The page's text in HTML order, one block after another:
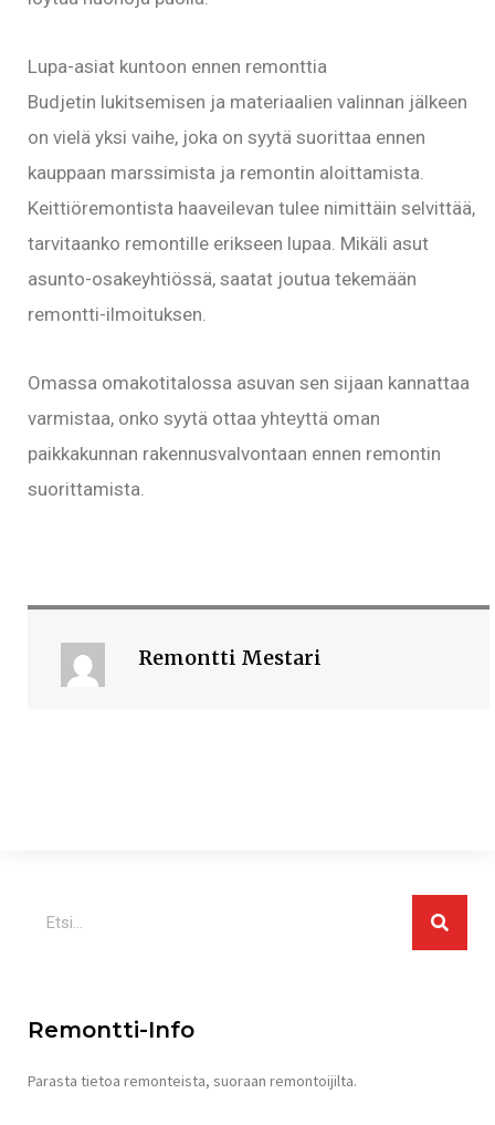
Lupa-asiat kuntoon ennen remonttia
Budjetin lukitsemisen ja materiaalien valinnan jälkeen
on vielä yksi vaihe, joka on syytä suorittaa ennen
kauppaan marssimista ja remontin aloittamista.
Keittiöremontista haaveilevan tulee nimittäin selvittää,
tarvitaanko remontille erikseen lupaa. Mikäli asut
asunto-osakeyhtiössä, saatat joutua tekemään
remontti-ilmoituksen.
Omassa omakotitalossa asuvan sen sijaan kannattaa
varmistaa, onko syytä ottaa yhteyttä oman
paikkakunnan rakennusvalvontaan ennen remontin
suorittamista.
Remontti Mestari
Remontti-Info
Parasta tietoa remonteista, suoraan remontoijilta.